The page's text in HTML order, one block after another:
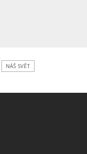
NÁŠ SVĚT